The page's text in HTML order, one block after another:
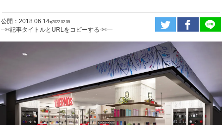
公開：2018.06.14ಇ2022.02.08
--✄記事タイトルとURLをコピーする-✄—